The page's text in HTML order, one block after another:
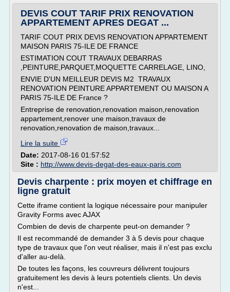
DEVIS COUT TARIF PRIX RENOVATION
APPARTEMENT APRES DEGAT ...
TARIF COUT PRIX DEVIS RENOVATION APPARTEMENT
MAISON PARIS 75-ILE DE FRANCE
ESTIMATION COUT TRAVAUX DEBARRAS
,PEINTURE,PARQUET,MOQUETTE CARRELAGE, LINO,
ENVIE D'UN MEILLEUR DEVIS M2 TRAVAUX
RENOVATION PEINTURE APPARTEMENT OU MAISON A
PARIS 75-ILE DE France ?
Entreprise de renovation,renovation maison,renovation
appartement,renover une maison,travaux de
renovation,renovation de maison,travaux...
Lire la suite
Date: 2017-08-16 01:57:52
Site : http://www.devis-degat-des-eaux-paris.com
Devis charpente : prix moyen et chiffrage en
ligne gratuit
Cette iframe contient la logique nécessaire pour manipuler
Gravity Forms avec AJAX
Combien de devis de charpente peut-on demander ?
Il est recommandé de demander 3 à 5 devis pour chaque
type de travaux que l'on veut réaliser, mais il n'est pas exclu
d'aller au-delà.
De toutes les façons, les couvreurs délivrent toujours
gratuitement les devis à leurs potentiels clients. Un devis
n'est...